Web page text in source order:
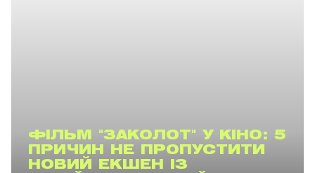
ФІЛЬМ "ЗАКОЛОТ" У КІНО: 5
ПРИЧИН НЕ ПРОПУСТИТИ
НОВИЙ ЕКШЕН ІЗ